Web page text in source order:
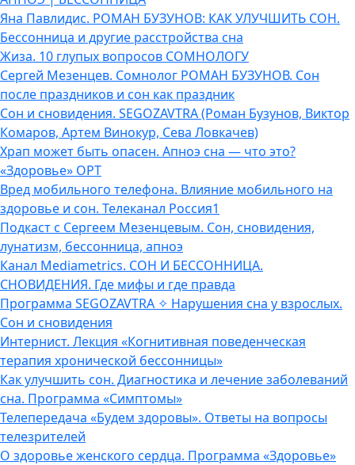
Яна Павлидис. РОМАН БУЗУНОВ: КАК УЛУЧШИТЬ СОН.
Бессонница и другие расстройства сна
Жиза. 10 глупых вопросов СОМНОЛОГУ
Сергей Мезенцев. Сомнолог РОМАН БУЗУНОВ. Сон
после праздников и сон как праздник
Сон и сновидения. SEGOZAVTRA (Роман Бузунов, Виктор
Комаров, Артем Винокур, Сева Ловкачев)
Храп может быть опасен. Апноэ сна — что это?
«Здоровье» ОРТ
Вред мобильного телефона. Влияние мобильного на
здоровье и сон. Телеканал Россия1
Подкаст с Сергеем Мезенцевым. Сон, сновидения,
лунатизм, бессонница, апноэ
Канал Mediametrics. СОН И БЕССОННИЦА.
СНОВИДЕНИЯ. Где мифы и где правда
Программа SEGOZAVTRA ✧ Нарушения сна у взрослых.
Сон и сновидения
Интернист. Лекция «Когнитивная поведенческая
терапия хронической бессонницы»
Как улучшить сон. Диагностика и лечение заболеваний
сна. Программа «Симптомы»
Телепередача «Будем здоровы». Ответы на вопросы
телезрителей
О здоровье женского сердца. Программа «Здоровье»